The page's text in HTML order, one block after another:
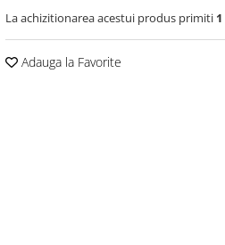
La achizitionarea acestui produs primiti 1
Adauga la Favorite